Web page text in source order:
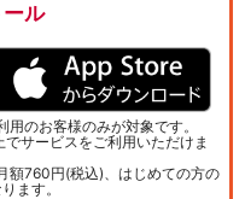
ル
のお客様のみが対象です。
サービスをご利用いただけま
額760円(税込)、はじめての方の
ます。